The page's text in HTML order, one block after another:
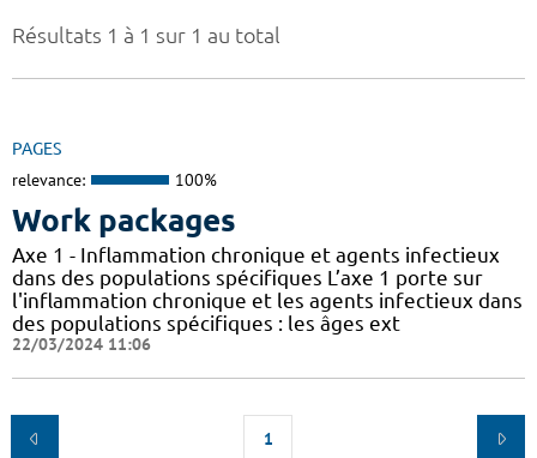
Résultats 1 à 1 sur 1 au total
PAGES
relevance: 100%
Work packages
Axe 1 - Inflammation chronique et agents infectieux
dans des populations spécifiques L’axe 1 porte sur
l'inflammation chronique et les agents infectieux dans
des populations spécifiques : les âges ext
22/03/2024 11:06
1